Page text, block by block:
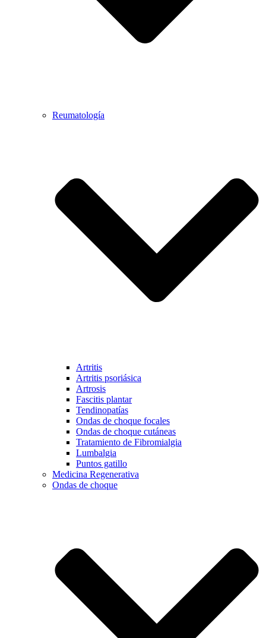
Reumatología
Artritis
Artritis psoriásica
Artrosis
Fascitis plantar
Tendinopatías
Ondas de choque focales
Ondas de choque cutáneas
Tratamiento de Fibromialgia
Lumbalgia
Puntos gatillo
Medicina Regenerativa
Ondas de choque